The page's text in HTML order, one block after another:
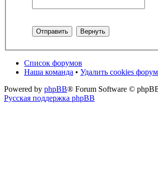
Список форумов
Наша команда • Удалить cookies
Powered by phpBB® Forum Software ©
Русская поддержка phpBB